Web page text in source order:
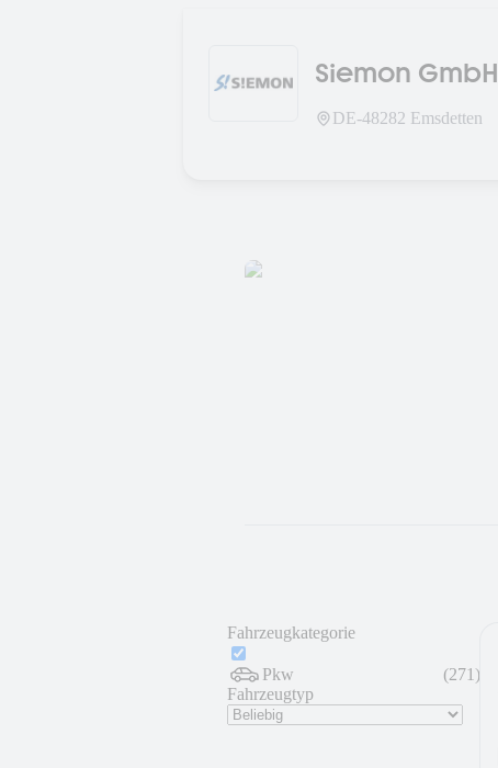
Siemon GmbH
DE-48282 Emsdetten
Fahrzeugkategorie
Pkw (271)
Fahrzeugtyp